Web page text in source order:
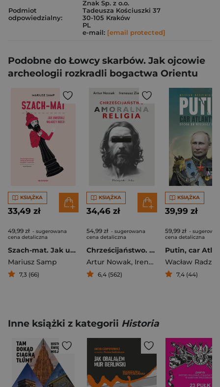
Podmiot
odpowiedzialny:
Znak Sp. z o.o.
Tadeusza Kościuszki 37
30-105 Kraków
PL
e-mail: [email protected]
Podobne do Łowcy skarbów. Jak ojcowie
archeologii rozkradli bogactwa Orientu
KSIĄŻKA
33,49 zł
49,99 zł - sugerowana
cena detaliczna
Szach-mat. Jak umierali władcy Rosji
Mariusz Samp
7,3 (66)
KSIĄŻKA
34,46 zł
54,99 zł - sugerowana
cena detaliczna
Chrześcijaństwo. Amoralna religia
Artur Nowak, Ireneusz Ziemiński
6,4 (562)
KSIĄŻKA
39,99 zł
59,99 zł -
cena detaliczna
7,4 (44)
Inne książki z kategorii Historia